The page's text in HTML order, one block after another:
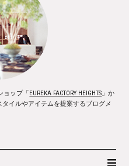
ョップ「EUREKA FACTORY HEIGHTS 」か
イルやアイテムを提案するブログメ